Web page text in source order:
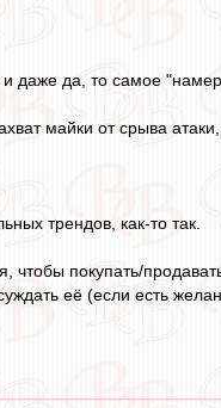
и даже да, то самое
майки от срыва
трендов, как-то так.
покупать/
её (если есть